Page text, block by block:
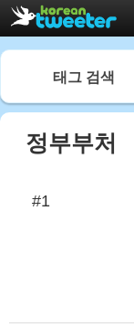
태그 검색
정부부처
#1